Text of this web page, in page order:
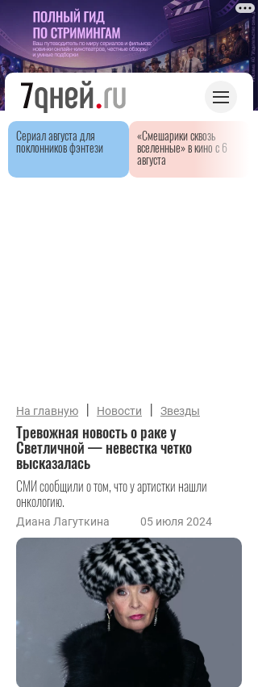
Сериал августа для
поклонников фэнтези
«Смешарики сквозь
вселенные» в кино с 6
августа
На главную | Новости | Звезды
Тревожная новость о раке у
Светличной — невестка четко
высказалась
СМИ сообщили о том, что у артистки нашли
онкологию.
Диана Лагуткина 05 июля 2024